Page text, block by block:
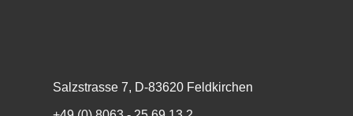
Salzstrasse 7, D-83620 Feldkirchen